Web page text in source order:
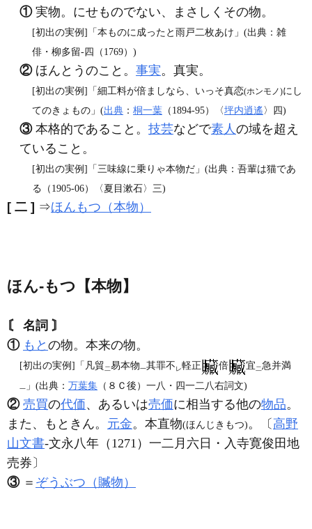
①実物。にせものでない、まさしくその物。
[初出の実例]「本ものに成ったと雨戸二枚あけ」(出典：雑
俳・柳多留‐四（1769）)
②ほんとうのこと。 事実。真実。
[初出の実例]「細工料が倍ましなら、いっそ真恋(ホンモノ)にし
てのきょもの」(出典 ： 桐一葉 （1894‐95）〈坪内逍遙〉四)
③本格的であること。 技芸などで素人の域を超え
ていること。
[初出の実例]「三味線に乗りゃ本物だ」(出典：吾輩は猫であ
る（1905‐06）〈夏目漱石〉三)
[ 二 ] ⇒ほんもつ（本物）
ほん‐もつ【本物】
〘 名詞 〙
① もと の物。本来の物。
[初出の実例]「凡貿二易本物一其罪不 レ軽正 倍 宜二急并満
一 」(出典： 万葉集 （８Ｃ後）一八・四一二八右詞文)
② 売買の代価、あるいは売価に相当する他の物品。
また、もときん。 元金。本直物(ほんじきもつ)。〔 高野
山文書‐文永八年（1271）一二月六日・入寺寛俊田地
売券〕
③＝ ぞうぶつ（贓物）